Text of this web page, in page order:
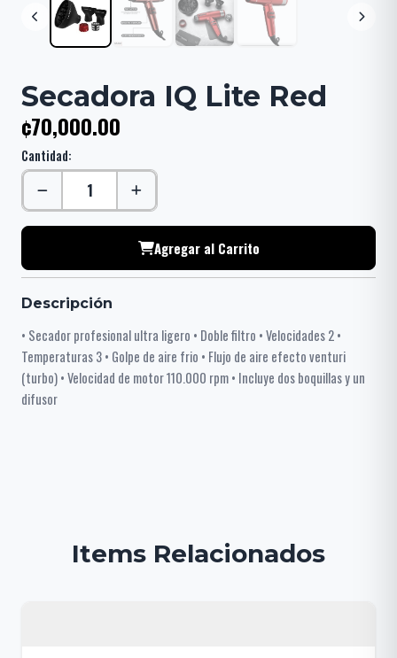
Secadora IQ Lite Red
¢70,000.00
Cantidad:
Agregar al Carrito
Descripción
• Secador profesional ultra ligero • Doble filtro • Velocidades 2 •
Temperaturas 3 • Golpe de aire frio • Flujo de aire efecto venturi
(turbo) • Velocidad de motor 110.000 rpm • Incluye dos boquillas y un
difusor
Items Relacionados